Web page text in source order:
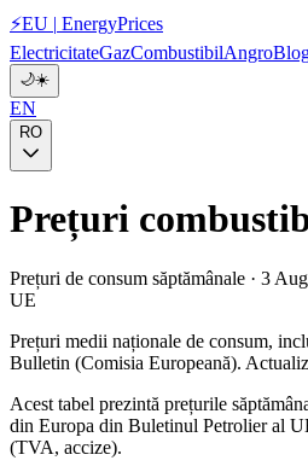
⚡EU | EnergyPrices
ElectricitateGazCombustibilAngro
🌙☀️
EN
RO
Prețuri
Prețuri de consum săptămânale · 3
UE
Prețuri medii naționale de consum,
Bulletin (Comisia Europeană).
Acest tabel prezintă prețurile
din Europa din Buletinul Petrolier al
(TVA, accize).